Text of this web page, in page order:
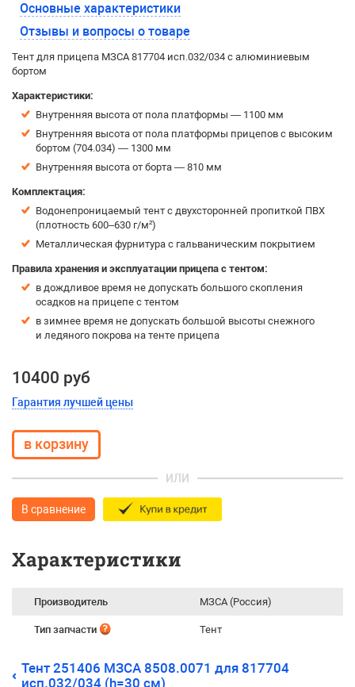
Основные характеристики
Отзывы и вопросы о товаре
Тент для прицепа МЗСА 817704 исп.032/034 с алюминиевым
бортом
Характеристики:
Внутренняя высота от пола платформы — 1100 мм
Внутренняя высота от пола платформы прицепов с высоким
бортом (704.034) — 1300 мм
Внутренняя высота от борта — 810 мм
Комплектация:
Водонепроницаемый тент с двухсторонней пропиткой ПВХ
(плотность 600–630 г/м²)
Металлическая фурнитура с гальваническим покрытием
Правила хранения и эксплуатации прицепа с тентом:
в дождливое время не допускать большого скопления
осадков на прицепе с тентом
в зимнее время не допускать большой высоты снежного
и ледяного покрова на тенте прицепа
10400 руб
Гарантия лучшей цены
ИЛИ
В сравнение
Характеристики
Производитель МЗСА (Россия)
Тип запчасти Тент
Тент 251406 МЗСА 8508.0071 для 817704
исп.032/034 (h=30 см)